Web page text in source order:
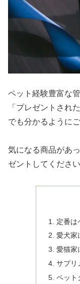
ペット経験豊富な
「プレゼントされ
でも分かるように
気になる商品があ
ゼントしてください
定番は
愛犬家
愛猫家
サプリ
ペット